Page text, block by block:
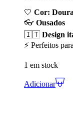
🤍 Cor:
👓 Ousados
🇮🇹 Design
⚡ Perfeitos
1 em stock
Adicionar